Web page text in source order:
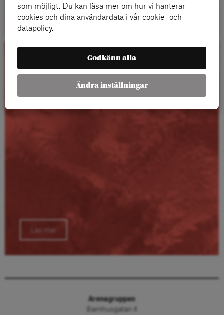
Läs mer
Kalender
Läs mer
Arenagruppen
Barnhusgatan 4
som möjligt. Du kan läsa mer om hur vi hanterar
cookies och dina användardata i vår cookie- och
datapolicy.
Godkänn alla
Ändra inställningar